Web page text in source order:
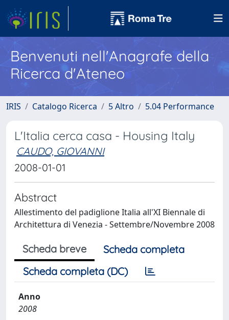
Benvenuti nell'Anagrafe della
Ricerca d'Ateneo
IRIS Catalogo Ricerca 5 Altro 5.04 Performance
L'Italia cerca casa - Housing Italy
CAUDO, GIOVANNI
2008-01-01
Abstract
Allestimento del padiglione Italia all'XI Biennale di
Architettura di Venezia - Settembre/Novembre 2008
Scheda breve
Scheda completa
Scheda completa (DC)
Anno
2008